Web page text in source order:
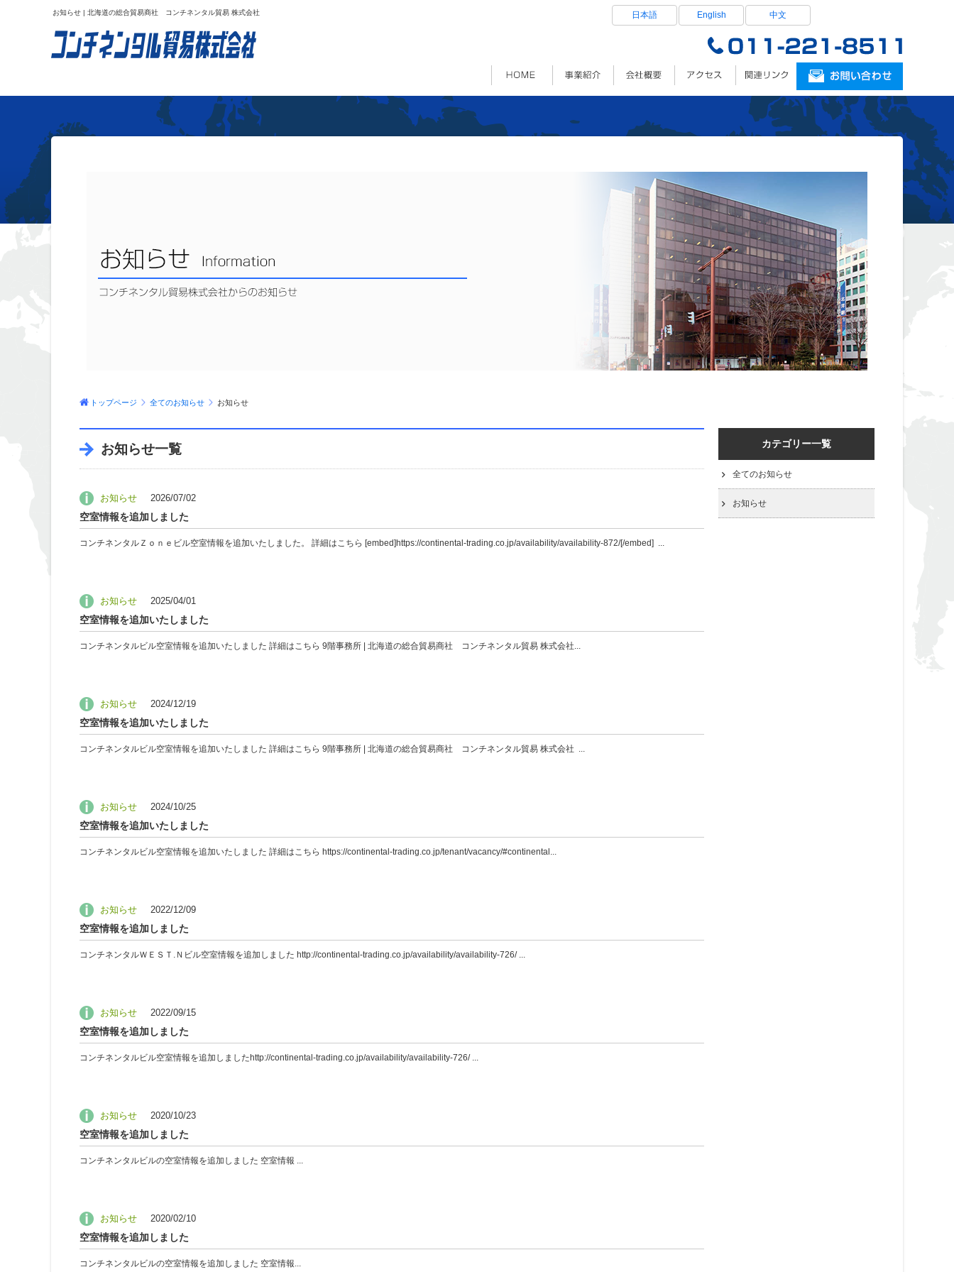
お知らせ | 北海道の総合貿易商社 コンチネンタル貿易 株式会社 日本語 English 中文
トップページ 全てのお知らせ お知らせ
お知らせ一覧
お知らせ 2026/07/02
空室情報を追加しました
コンチネンタルＺｏｎｅビル空室情報を追加いたしました。 詳細はこちら [embed]https://continental-trading.co.jp/availability/availability-872/[/embed] ...
お知らせ 2025/04/01
空室情報を追加いたしました
コンチネンタルビル空室情報を追加いたしました 詳細はこちら 9階事務所 | 北海道の総合貿易商社 コンチネンタル貿易 株式会社...
お知らせ 2024/12/19
空室情報を追加いたしました
コンチネンタルビル空室情報を追加いたしました 詳細はこちら 9階事務所 | 北海道の総合貿易商社 コンチネンタル貿易 株式会社 ...
お知らせ 2024/10/25
空室情報を追加いたしました
コンチネンタルビル空室情報を追加いたしました 詳細はこちら https://continental-trading.co.jp/tenant/vacancy/#continental...
お知らせ 2022/12/09
空室情報を追加しました
コンチネンタルＷＥＳＴ.Ｎビル空室情報を追加しました http://continental-trading.co.jp/availability/availability-726/ ...
お知らせ 2022/09/15
空室情報を追加しました
コンチネンタルビル空室情報を追加しましたhttp://continental-trading.co.jp/availability/availability-726/ ...
お知らせ 2020/10/23
空室情報を追加しました
コンチネンタルビルの空室情報を追加しました 空室情報 ...
お知らせ 2020/02/10
空室情報を追加しました
コンチネンタルビルの空室情報を追加しました 空室情報...
カテゴリー一覧
全てのお知らせ
お知らせ